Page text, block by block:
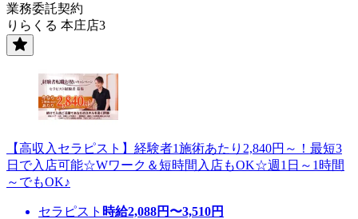
業務委託契約
りらくる 本庄店3
【高収入セラピスト】経験者1施術あたり2,840円～！最短3
日で入店可能☆Wワーク＆短時間入店もOK☆週1日～1時間
～でもOK♪
セラピスト 時給2,088円〜3,510円